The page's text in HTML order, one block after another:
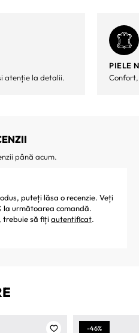
atenție la detalii.
PIELE
până acum.
puteți lăsa o recenzie. Veți
la următoarea comandă.
trebuie să fiți autentificat.
-46%